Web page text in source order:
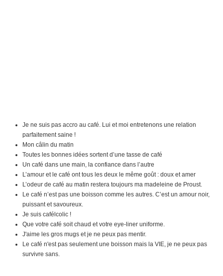
Je ne suis pas accro au café. Lui et moi entretenons une relation
parfaitement saine !
Mon câlin du matin
Toutes les bonnes idées sortent d’une tasse de café
Un café dans une main, la confiance dans l’autre
L’amour et le café ont tous les deux le même goût : doux et amer
L’odeur de café au matin restera toujours ma madeleine de Proust.
Le café n’est pas une boisson comme les autres. C’est un amour noir,
puissant et savoureux.
Je suis cafélcolic !
Que votre café soit chaud et votre eye-liner uniforme.
J'aime les gros mugs et je ne peux pas mentir.
Le café n'est pas seulement une boisson mais la VIE, je ne peux pas
survivre sans.